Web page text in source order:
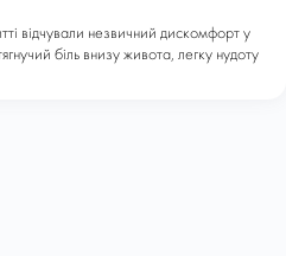
відчували незвичний дискомфорт у
біль внизу живота, легку нудоту